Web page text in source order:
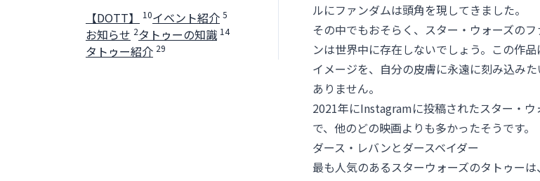
ルにファンダムは頭角を現してきました。
その中でもおそらく、スター・ウォーズの
ンは世界中に存在しないでしょう。この作
イメージを、自分の皮膚に永遠に刻み込み
ありません。
2021年にInstagramに投稿されたスター・
で、他のどの映画よりも多かったそうです。
ダース・レバンとダースベイダー
最も人気のあるスターウォーズのタトゥー
【DOTT】 10イベント紹介 5
お知らせ 2タトゥーの知識 14
タトゥー紹介 29